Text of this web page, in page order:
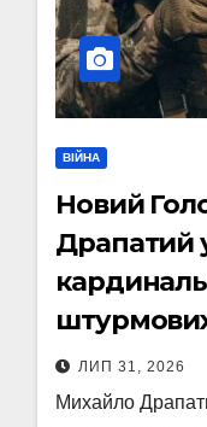
ВІЙНА
Новий
Драпатий
ЛИП 31, 2026
Михайло